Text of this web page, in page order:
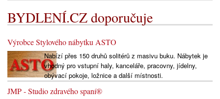
BYDLENÍ.CZ doporučuje
Výrobce Stylového nábytku ASTO
Nabízí přes 150 druhů solitérů z masivu buku. Nábytek je
vhodný pro vstupní haly, kanceláře, pracovny, jídelny,
obývací pokoje, ložnice a další místnosti.
JMP - Studio zdravého spaní®